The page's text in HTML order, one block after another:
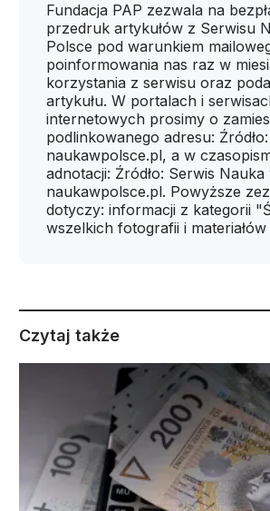
Fundacja PAP zezwala na
przedruk artykułów z Serwisu
Polsce pod warunkiem
poinformowania nas raz w
korzystania z serwisu oraz
artykułu. W portalach i
internetowych prosimy o
podlinkowanego adresu: Źródło:
naukawpolsce.pl, a w
adnotacji: Źródło: Serwis
naukawpolsce.pl. Powyższe
dotyczy: informacji z kategorii
wszelkich fotografii i materiałów
Czytaj także